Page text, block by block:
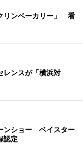
リンベーカリー」 看
レンスが「横浜対
ンショー ベイスター
認定